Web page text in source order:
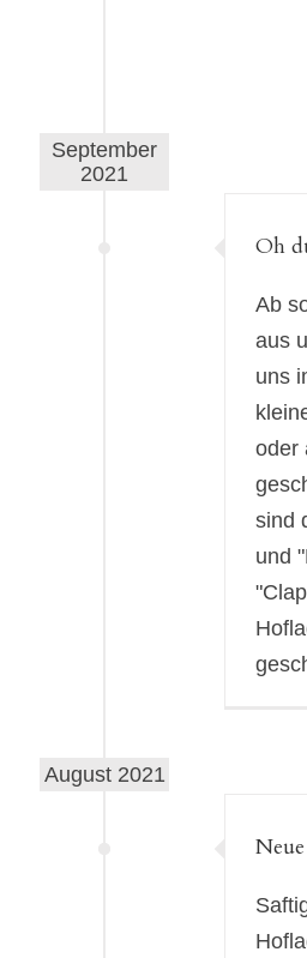
September
2021
Oh
Ab
aus
uns
oder
sind
und
August 2021